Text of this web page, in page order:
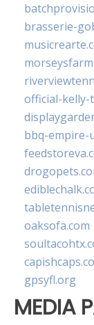
brasserie-
official-kelly-
bbq-empire-
oaksofa.com
gpsyfl.org
MEDIA